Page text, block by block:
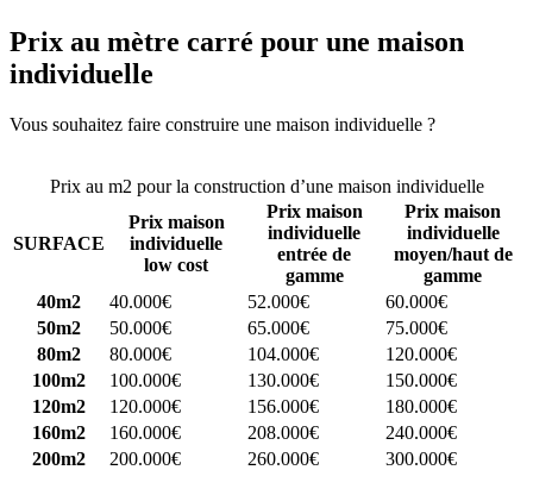
Prix au mètre carré pour une maison
individuelle
Vous souhaitez faire construire une maison individuelle ?
Prix au m2 pour la construction d’une maison individuelle
SURFACE
Prix maison
individuelle
low cost
Prix maison
individuelle
entrée de
gamme
Prix maison
individuelle
moyen/haut de
gamme
40m2
40.000€ 52.000€
60.000€
50m2
50.000€ 65.000€
75.000€
80m2
80.000€ 104.000€
120.000€
100m2
100.000€ 130.000€
150.000€
120m2
120.000€ 156.000€
180.000€
160m2
160.000€ 208.000€
240.000€
200m2
200.000€ 260.000€ 300.000€